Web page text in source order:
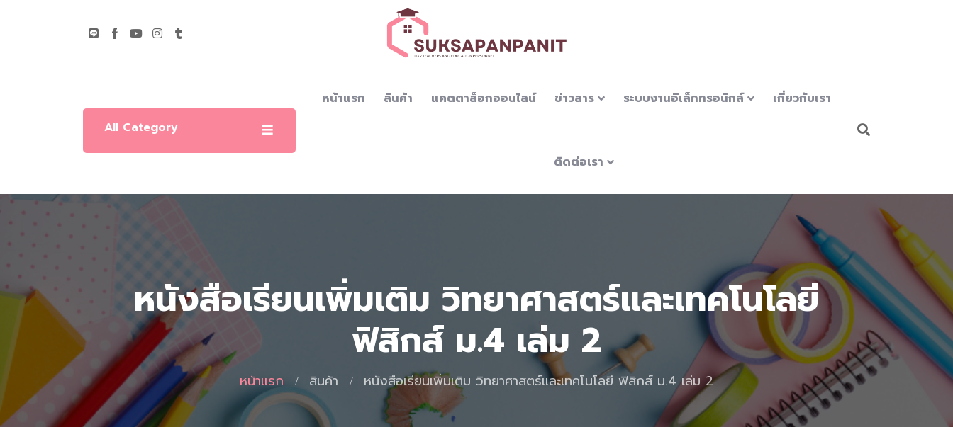
All Category
หน้าแรก สินค้า แคตตาล็อกออนไลน์ ข่าวสาร ระบบงานอิเล็กทรอนิกส์ เกี่ยวกับเรา
ติดต่อเรา
หนังสือเรียนเพิ่มเติม วิทยาศาสตร์และเทคโนโลยี
ฟิสิกส์ ม.4 เล่ม 2
หน้าแรก สินค้า หนังสือเรียนเพิ่มเติม วิทยาศาสตร์และเทคโนโลยี ฟิสิกส์ ม.4 เล่ม 2